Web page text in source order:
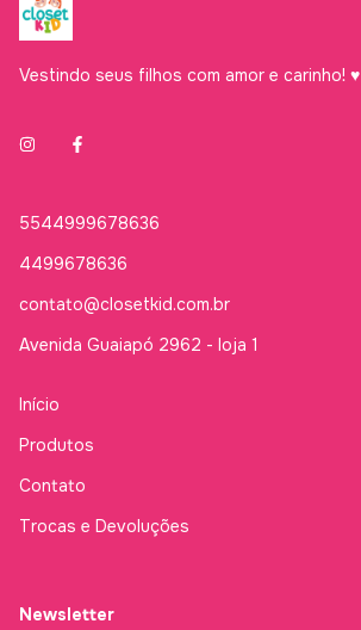
Vestindo seus filhos com amor e carinho! ♥
5544999678636
4499678636
contato@closetkid.com.br
Avenida Guaiapó 2962 - loja 1
Início
Produtos
Contato
Trocas e Devoluções
Newsletter